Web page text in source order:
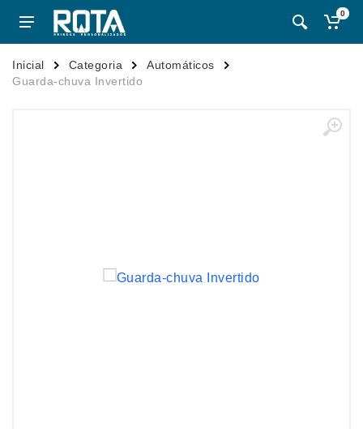
0
Inicial Categoria
Automáticos
Guarda-chuva Invertido